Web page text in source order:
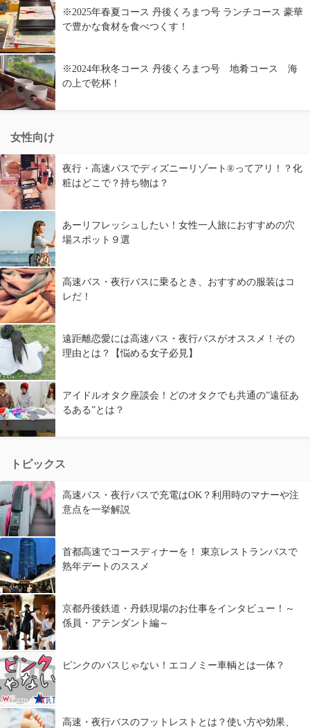
※2025年春夏コース 丹後くろまつ号 ランチコース 豪華
で豊かな食材を食べつくす！
※2024年秋冬コース 丹後くろまつ号 地肴コース 海
の上で乾杯！
女性向け
夜行・高速バスでディズニーリゾート®ってアリ！？化
粧はどこで？持ち物は？
あーリフレッシュしたい！女性一人旅におすすめの穴
場スポット９選
高速バス・夜行バスに乗るとき、おすすめの服装はコ
レだ！
遠距離恋愛には高速バス・夜行バスがオススメ！その
理由とは？【悩める女子必見】
アイドルオタク座談会！どのオタクでも共通の”遠征あ
るある”とは？
トピックス
高速バス・夜行バスで充電はOK？利用時のマナーや注
意点を一挙解説
首都高速でコースディナーを！ 東京レストランバスで
熟年デートのススメ
京都丹後鉄道・丹鉄現場のお仕事をインタビュー！～
係員・アテンダント編～
ピンクのバスじゃない！エコノミー車輌とは一体？
高速・夜行バスのフットレストとは？使い方や効果、